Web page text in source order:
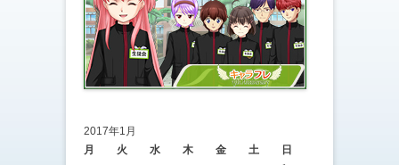
2017年1月
月
火 水 木 金 土
日